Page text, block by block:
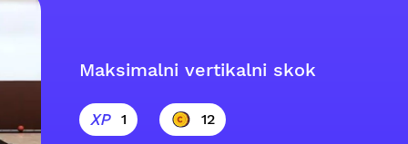
Maksimalni vertikalni skok
1 12